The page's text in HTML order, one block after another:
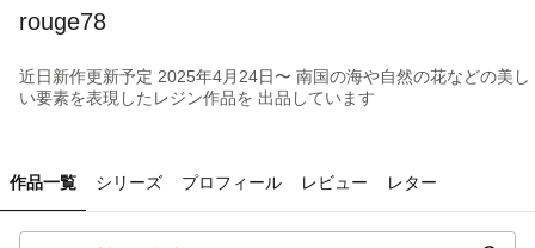
rouge78
近日新作更新予定 2025年4月24日〜 南国の海や自然の花などの美し
い要素を表現したレジン作品を 出品しています
作品一覧 シリーズ プロフィール レビュー レター